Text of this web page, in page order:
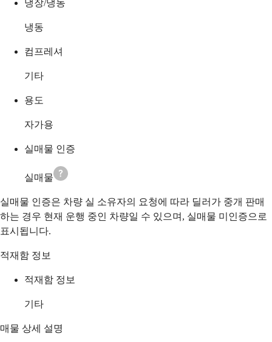
냉장/냉동
냉동
컴프레셔
기타
용도
자가용
실매물 인증
실매물
실매물 인증은 차량 실 소유자의 요청에 따라 딜러가 중개 판매
하는 경우 현재 운행 중인 차량일 수 있으며, 실매물 미인증으로
표시됩니다.
적재함 정보
적재함 정보
기타
매물 상세 설명